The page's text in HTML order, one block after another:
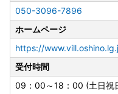
※※従来通りの「書類郵送
です。
詳しくはこちら
050-3096-7896
ホームページ
https://
受付時間
09：00～18：00 (土日祝